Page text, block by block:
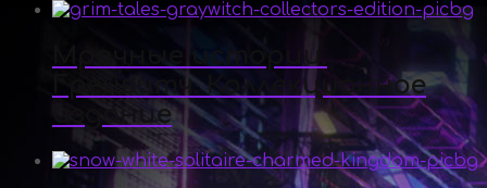
Мрачные истории.
Грейвитч. Коллекционное
издание